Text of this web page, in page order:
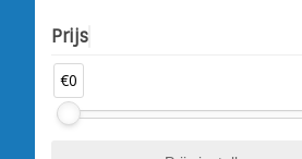
Prijs
€0